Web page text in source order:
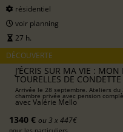
résidentiel
voir planning
27 h.
DÉCOUVERTE
J’ÉCRIS SUR MA VIE :
TOURELLES DE
Arrivée le 28 septembre. Ateliers
chambre privée avec pension
avec Valérie Mello
1340 € ou 3 x 447€
pour les particuliers